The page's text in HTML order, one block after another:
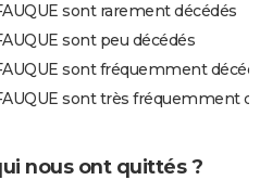
sont rarement décédés
sont peu décédés
sont fréquemment
sont très fréquemment
nous ont quittés ?